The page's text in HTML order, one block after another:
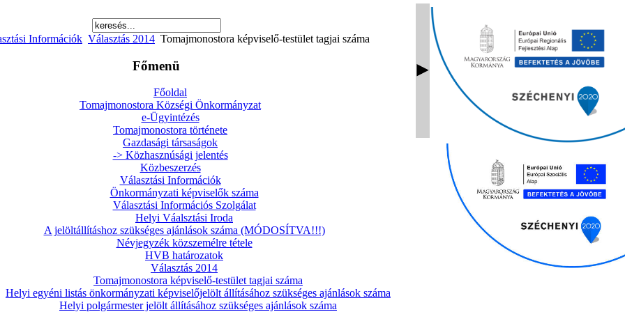
Információk Választás 2014 Tomajmonostora képviselő-testület tagjai száma
Főmenü
Főoldal
Tomajmonostora Községi Önkormányzat
e-Ügyintézés
Tomajmonostora története
Gazdasági társaságok
-> Közhasznúsági jelentés
Közbeszerzés
Választási Információk
Önkormányzati képviselők száma
Választási Információs Szolgálat
Helyi Váalsztási Iroda
A jelöltállításhoz szükséges ajánlások száma (MÓDOSÍTVA!!!)
Névjegyzék közszemélre tétele
HVB határozatok
Választás 2014
Tomajmonostora képviselő-testület tagjai száma
Helyi egyéni listás önkormányzati képviselőjelölt állításához szükséges ajánlások száma
Helyi polgármester jelölt állításához szükséges ajánlások száma